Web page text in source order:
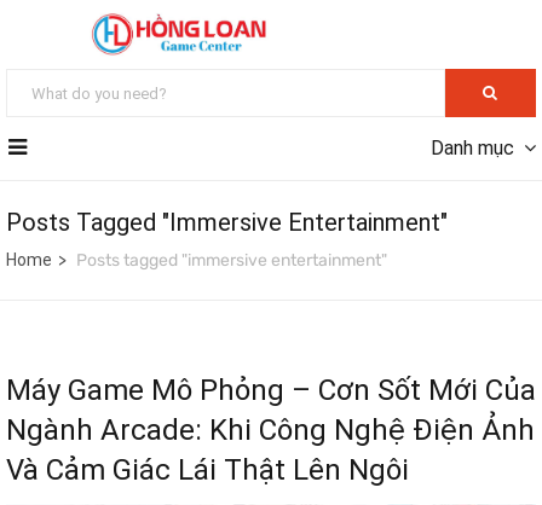
Danh mục
Posts Tagged "immersive Entertainment"
Home Posts tagged "immersive entertainment"
Máy Game Mô Phỏng – Cơn Sốt Mới Của
Ngành Arcade: Khi Công Nghệ Điện Ảnh
Và Cảm Giác Lái Thật Lên Ngôi